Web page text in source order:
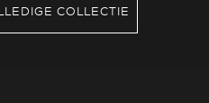
COLLECTIE